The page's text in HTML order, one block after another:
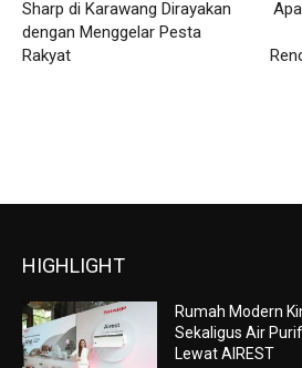
Sharp di Karawang Dirayakan
dengan Menggelar Pesta
Rakyat
HIGHLIGHT
Rumah Modern
Sekaligus Air
Lewat AIREST